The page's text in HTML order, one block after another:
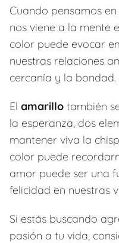
Cuando pensamos
nos viene a la mente
color puede evocar
nuestras relaciones
cercanía y la bondad.
El amarillo también
la esperanza, dos
mantener viva la
color puede
amor puede ser una
felicidad en nuestras
Si estás buscando
pasión a tu vida,